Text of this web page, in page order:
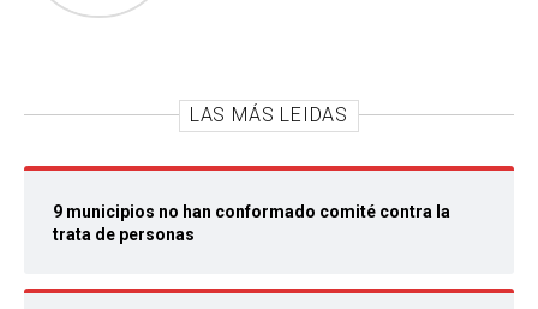
LAS MÁS LEIDAS
9 municipios no han conformado comité contra la
trata de personas